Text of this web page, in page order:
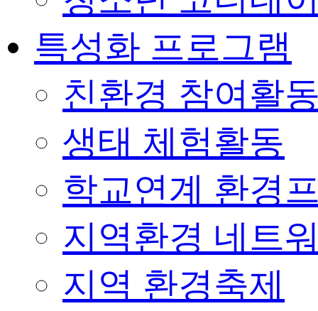
특성화 프로그램
친환경 참여활
생태 체험활동
학교연계 환경
지역환경 네트
지역 환경축제